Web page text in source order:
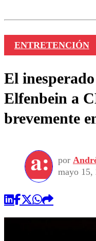
ENTRETENCIÓN
El
Elfenbein a
brevemente
por
mayo 15,